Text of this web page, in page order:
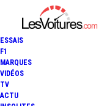
ESSAIS
F1
MARQUES
VIDÉOS
TV
ACTU